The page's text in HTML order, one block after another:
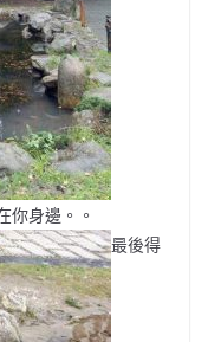
你身邊。。
最後得